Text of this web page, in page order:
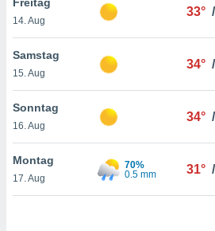
sind,
weiterhin
14. Aug
33° /
Samstag
15. Aug
34° /
Sonntag
16. Aug
34° /
Montag
17. Aug
70%
0.5 mm
31° /